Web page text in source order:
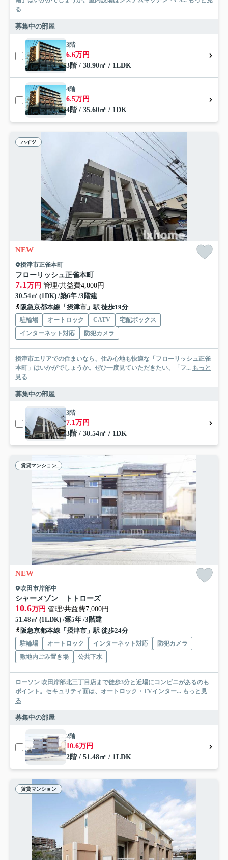
る
募集中の部屋
3階
6.6万円
3階 / 38.90㎡ / 1LDK
4階
6.5万円
4階 / 35.60㎡ / 1DK
ハイツ
NEW
摂津市正雀本町
フローリッシュ正雀本町
7.1万円 管理/共益費4,000円
30.54㎡ (1DK) /築6年 /3階建
阪急京都本線「摂津市」駅 徒歩19分
駐輪場 オートロック CATV
宅配ボックス
インターネット対応
防犯カメラ
摂津市エリアでの住まいなら、住み心地も快適な「フローリッシュ正雀
本町」はいかがでしょうか。ぜひ一度見ていただきたい、「フ... もっと
見る
募集中の部屋
3階
7.1万円
3階 / 30.54㎡ / 1DK
賃貸マンション
NEW
吹田市岸部中
シャーメゾン トトローズ
10.6万円 管理/共益費7,000円
51.48㎡ (1LDK) /築5年 /3階建
阪急京都本線「摂津市」駅 徒歩24分
駐輪場 オートロック インターネット対応
防犯カメラ
敷地内ごみ置き場
公共下水
ローソン 吹田岸部北三丁目店まで徒歩3分と近場にコンビニがあるのも
ポイント。セキュリティ面は、オートロック・TVインター... もっと見
る
募集中の部屋
2階
10.6万円
2階 / 51.48㎡ / 1LDK
賃貸マンション